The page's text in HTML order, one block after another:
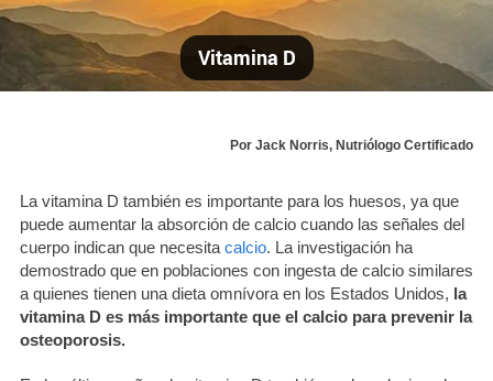
Vitamina D
Por Jack Norris, Nutriólogo Certificado
La vitamina D también es importante para los huesos, ya que
puede aumentar la absorción de calcio cuando las señales del
cuerpo indican que necesita calcio. La investigación ha
demostrado que en poblaciones con ingesta de calcio similares
a quienes tienen una dieta omnívora en los Estados Unidos, la
vitamina D es más importante que el calcio para prevenir la
osteoporosis.